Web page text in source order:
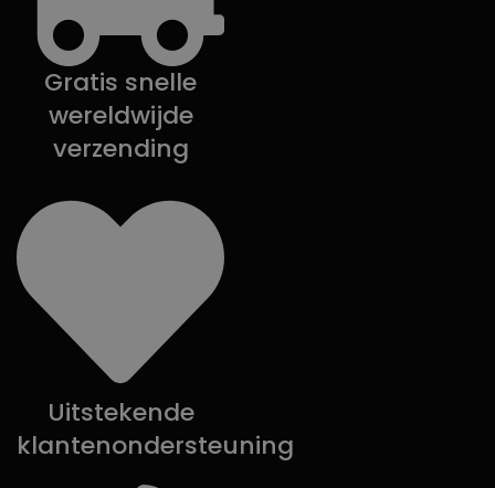
Gratis snelle
wereldwijde
verzending
Uitstekende
klantenondersteuning